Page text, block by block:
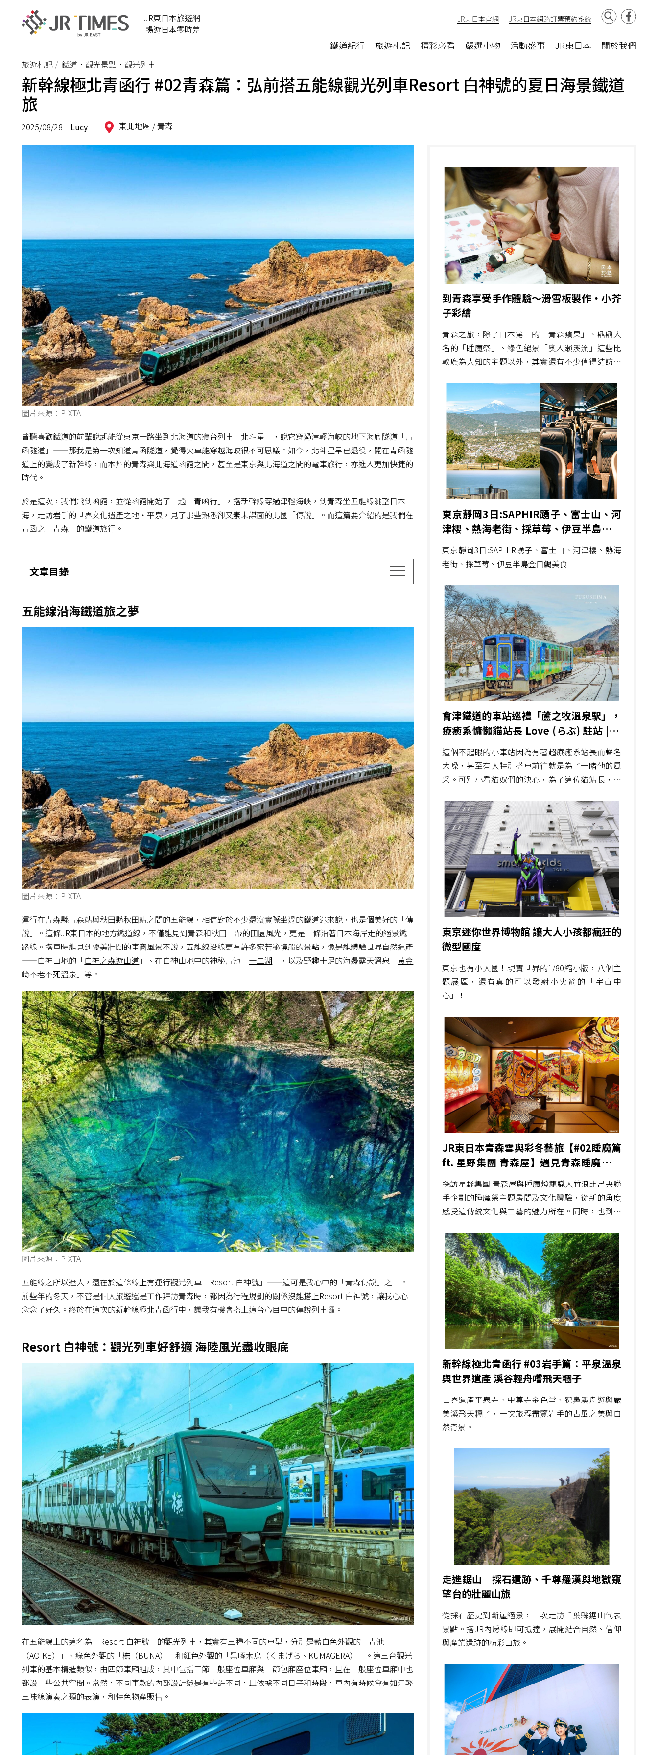
JR東日本旅遊網
暢遊日本零時差
鐵道紀行 旅遊札記 精彩必看 嚴選小物 活動盛事 JR東日本 關於我們
JR東日本官網 JR東日本網路訂票預約系統
旅遊札記 鐵道•觀光景點•觀光列車
新幹線極北青函行 #02青森篇：弘前搭五能線觀光列車Resort 白神號的夏日海景鐵道
旅
2025/08/28 Lucy 東北地區 /青森
圖片來源：PIXTA
曾聽喜歡鐵道的前輩說起能從東京一路坐到北海道的寢台列車「北斗星」，說它穿過津輕海峽的地下海底隧道「青
函隧道」——那我是第一次知道青函隧道，覺得火車能穿越海峽很不可思議。如今，北斗星早已退役，開在青函隧
道上的變成了新幹線，而本州的青森與北海道函館之間，甚至是東京與北海道之間的電車旅行，亦進入更加快捷的
時代。
於是這次，我們飛到函館，並從函館開始了一趟「青函行」，搭新幹線穿過津輕海峽，到青森坐五能線眺望日本
海，走訪岩手的世界文化遺產之地・平泉，見了那些熟悉卻又素未謀面的北國「傳說」。而這篇要介紹的是我們在
青函之「青森」的鐵道旅行。
文章目錄
五能線沿海鐵道旅之夢
圖片來源：PIXTA
運行在青森縣青森站與秋田縣秋田站之間的五能線，相信對於不少還沒實際坐過的鐵道迷來說，也是個美好的「傳
說」。這條JR東日本的地方鐵道線，不僅能見到青森和秋田一帶的田園風光，更是一條沿著日本海岸走的絕景鐵
路線。搭車時能見到優美壯闊的車窗風景不說，五能線沿線更有許多宛若秘境般的景點，像是能體驗世界自然遺產
——白神山地的「白神之森遊山道 」、在白神山地中的神秘青池「十二湖 」，以及野趣十足的海邊露天溫泉「黃金
崎不老不死溫泉 」等。
圖片來源：PIXTA
五能線之所以迷人，還在於這條線上有運行觀光列車「Resort 白神號」——這可是我心中的「青森傳說」之一。
前些年的冬天，不管是個人旅遊還是工作拜訪青森時，都因為行程規劃的關係沒能搭上Resort 白神號，讓我心心
念念了好久。終於在這次的新幹線極北青函行中，讓我有機會搭上這台心目中的傳說列車囉。
Resort 白神號：觀光列車好舒適 海陸風光盡收眼底
在五能線上的這名為「Resort 白神號」的觀光列車，其實有三種不同的車型，分別是藍白色外觀的「青池
（AOIKE）」、綠色外觀的「橅（BUNA）」和紅色外觀的「黑啄木鳥（くまげら、KUMAGERA）」。這三台觀光
列車的基本構造類似，由四節車廂組成，其中包括三節一般座位車廂與一節包廂座位車廂，且在一般座位車廂中也
都設一些公共空間。當然，不同車款的內部設計還是有些許不同，且依據不同日子和時段，車內有時候會有如津輕
三味線演奏之類的表演，和特色物產販售。
到青森享受手作體驗～滑雪板製作‧小芥
子彩繪
青森之旅，除了日本第一的「青森蘋果」、鼎鼎大
名的「睡魔祭」、綠色絕景「奧入瀨溪流」這些比
較廣為人知的主題以外，其實還有不少值得造訪、
東京靜岡3日:SAPHIR踴子、富士山、河
津櫻、熱海老街、採草莓、伊豆半島金目
鯛美食
東京靜岡3日:SAPHIR踴子、富士山、河津櫻、熱海
老街、採草莓、伊豆半島金目鯛美食
會津鐵道的車站巡禮「蘆之牧溫泉駅」，
療癒系慵懶貓站長 Love (らぶ) 駐站 | 巧
遇熱情列車長、列車拍攝、時刻表
這個不起眼的小車站因為有著超療癒系站長而聲名
大噪，甚至有人特別搭車前往就是為了一睹他的風
采。可別小看貓奴們的決心，為了這位貓站長，即
東京迷你世界博物館 讓大人小孩都瘋狂的
微型國度
東京也有小人國！現實世界的1/80縮小版，八個主
題展區，還有真的可以發射小火箭的「宇宙中
心」！
JR東日本青森雪與彩冬藝旅【#02睡魔篇
ft. 星野集團 青森屋】遇見青森睡魔之間
傳統工藝特色旅宿與八戶在地人情味
探訪星野集團 青森屋與睡魔燈籠職人竹浪比呂央聯
手企劃的睡魔祭主題房間及文化體驗，從新的角度
感受這傳統文化與工藝的魅力所在。同時，也到八
新幹線極北青函行 #03岩手篇：平泉溫泉
與世界遺產 溪谷輕舟嚐飛天糰子
世界遺產平泉寺、中尊寺金色堂、猊鼻溪舟遊與嚴
美溪飛天糰子，一次旅程盡覽岩手的古風之美與自
然奇景。
走進鋸山｜採石遺跡、千尊羅漢與地獄窺
望台的壯麗山旅
從採石歷史到斷崖絕景，一次走訪千葉縣鋸山代表
景點。搭JR內房線即可抵達，展開結合自然、信仰
與產業遺跡的精彩山旅。